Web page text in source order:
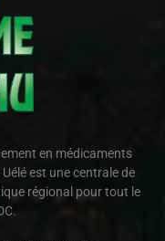
en médicaments
est une centrale de
régional pour tout le